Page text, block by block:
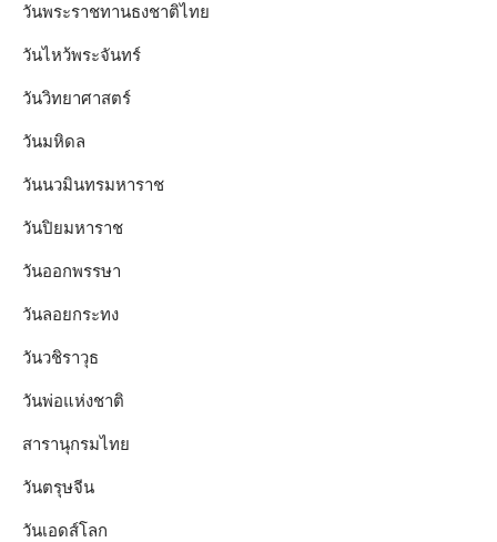
วันพระราชทานธงชาติไทย
วันไหว้พระจันทร์​
วันวิทยาศาสตร์
วันมหิดล
วันนวมินทรมหาราช
วันปิยมหาราช
วันออกพรรษา
วันลอยกระทง
วันวชิราวุธ
วันพ่อแห่งชาติ
สารานุกรมไทย
วันตรุษจีน
วันเอดส์โลก